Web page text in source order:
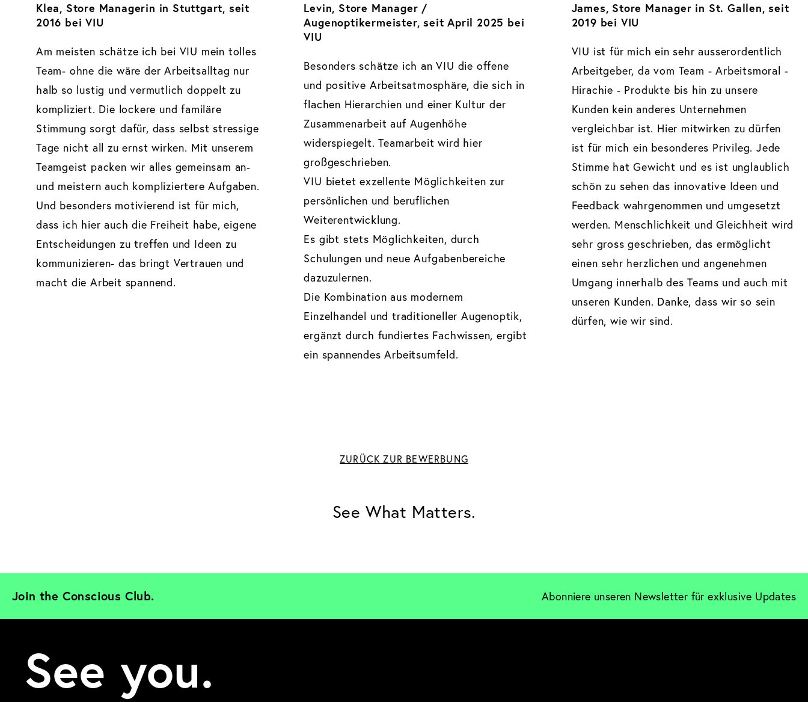
Klea, Store Managerin in Stuttgart, seit
2016 bei VIU
Am meisten schätze ich bei VIU mein tolles
Team- ohne die wäre der Arbeitsalltag nur
halb so lustig und vermutlich doppelt zu
kompliziert. Die lockere und familäre
Stimmung sorgt dafür, dass selbst stressige
Tage nicht all zu ernst wirken. Mit unserem
Teamgeist packen wir alles gemeinsam an-
und meistern auch kompliziertere Aufgaben.
Und besonders motivierend ist für mich,
dass ich hier auch die Freiheit habe, eigene
Entscheidungen zu treffen und Ideen zu
kommunizieren- das bringt Vertrauen und
macht die Arbeit spannend.
Levin, Store Manager /
Augenoptikermeister, seit April 2025 bei
VIU
Besonders schätze ich an VIU die offene
und positive Arbeitsatmosphäre, die sich in
flachen Hierarchien und einer Kultur der
Zusammenarbeit auf Augenhöhe
widerspiegelt. Teamarbeit wird hier
großgeschrieben.
VIU bietet exzellente Möglichkeiten zur
persönlichen und beruflichen
Weiterentwicklung.
Es gibt stets Möglichkeiten, durch
Schulungen und neue Aufgabenbereiche
dazuzulernen.
Die Kombination aus modernem
Einzelhandel und traditioneller Augenoptik,
ergänzt durch fundiertes Fachwissen, ergibt
ein spannendes Arbeitsumfeld.
James, Store Manager in St. Gallen, seit
2019 bei VIU
VIU ist für mich ein sehr ausserordentlich
Arbeitgeber, da vom Team - Arbeitsmoral -
Hirachie - Produkte bis hin zu unsere
Kunden kein anderes Unternehmen
vergleichbar ist. Hier mitwirken zu dürfen
ist für mich ein besonderes Privileg. Jede
Stimme hat Gewicht und es ist unglaublich
schön zu sehen das innovative Ideen und
Feedback wahrgenommen und umgesetzt
werden. Menschlichkeit und Gleichheit wird
sehr gross geschrieben, das ermöglicht
einen sehr herzlichen und angenehmen
Umgang innerhalb des Teams und auch mit
unseren Kunden. Danke, dass wir so sein
dürfen, wie wir sind.
ZURÜCK ZUR BEWERBUNG
See What Matters.
Join the Conscious Club. Abonniere unseren Newsletter für exklusive Updates
See you.